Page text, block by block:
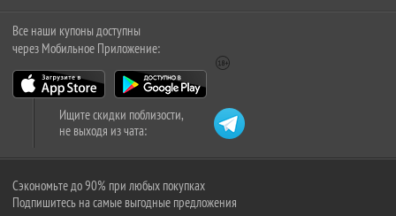
Все наши купоны доступны
через Мобильное Приложение:
Ищите скидки поблизости,
не выходя из чата:
Сэкономьте до 90% при любых покупках
Подпишитесь на самые выгодные предложения